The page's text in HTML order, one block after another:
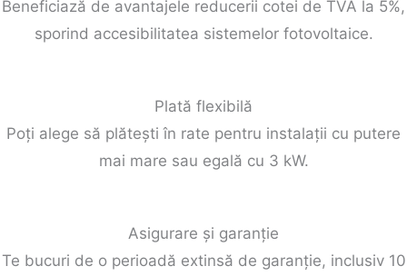
Beneficiază de avantajele reducerii cotei de TVA la 5%,
sporind accesibilitatea sistemelor fotovoltaice.
Plată flexibilă
Poți alege să plătești în rate pentru instalații cu putere
mai mare sau egală cu 3 kW.
Asigurare și garanție
Te bucuri de o perioadă extinsă de garanție, inclusiv 10